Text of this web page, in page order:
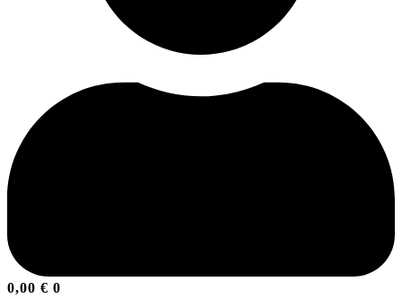
0,00 € 0